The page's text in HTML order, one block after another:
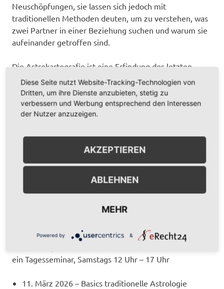
Neuschöpfungen, sie lassen sich jedoch mit
traditionellen Methoden deuten, um zu verstehen, was
zwei Partner in einer Beziehung suchen und warum sie
aufeinander getroffen sind.
Die Astrokartografie ist eine Erfindung des letzten
Jahrhunderts, die Standortastrologie hingegen eine der
ältesten Formen, um die Energie spezieller Orte zu
verstehen. Im Zeitalter erhöhter Mobilität sind beide
Methoden gefragt und bereichern jedes
Drei Abende zur Astromedizin bieten eine kompakte
Einführung in diesen spannenden Bereich der
Astrologie. Mit Hilfe ausgewählter Methoden geht es
darum, die persönliche Konstitution besser zu
ein Tagesseminar, Samstags 12 Uhr – 17 Uhr
11. März 2026 – Basics traditionelle Astrologie
Diese Seite nutzt Website-Tracking-Technologien von
Dritten, um ihre Dienste anzubieten, stetig zu
verbessern und Werbung entsprechend den Interessen
der Nutzer anzuzeigen.
AKZEPTIEREN
ABLEHNEN
MEHR
Powered by &